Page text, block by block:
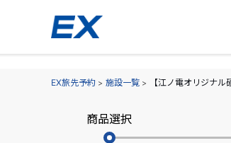
EX旅先予約 施設一覧 【江ノ電オリジナ
商品選択